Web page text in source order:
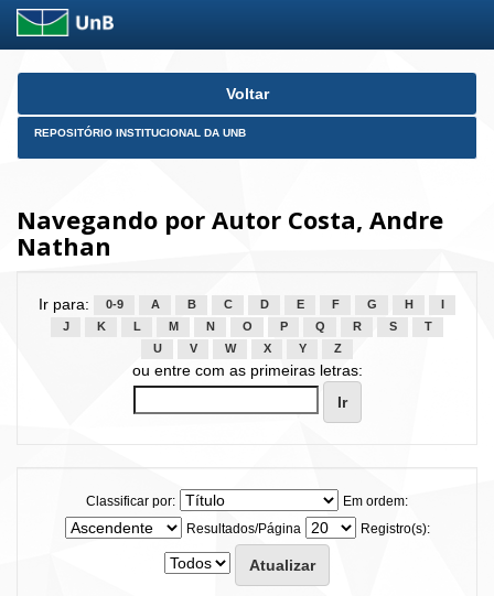
Skip
Voltar
REPOSITÓRIO INSTITUCIONAL DA UNB
Navegando por Autor Costa, Andre
Nathan
Ir para: 0-9 A B C D E F G H
J
K L M N O P Q R S
T
U
V W X Y Z
ou entre com as primeiras letras:
Classificar por:
Em ordem:
Resultados/Página
Registro(s):